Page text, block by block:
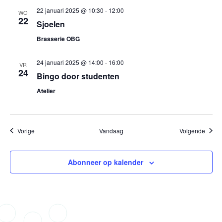
WO
22
22 januari 2025 @ 10:30 - 12:00
Sjoelen
Brasserie OBG
VR
24
24 januari 2025 @ 14:00 - 16:00
Bingo door studenten
Atelier
VorigeEvenementen Vandaag Volgende
Abonneer op kalender